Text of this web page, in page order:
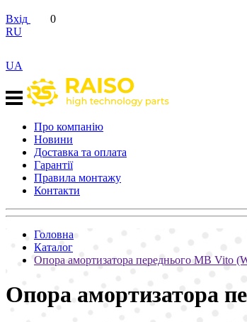
Вхід
0
RU
UA
Про компанію
Новини
Доставка та оплата
Гарантії
Правила монтажу
Контакти
Головна
Каталог
Опора амортизатора переднього MB Vito
Опора амортизатора